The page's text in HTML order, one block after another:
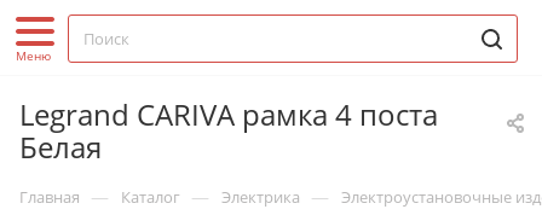
Legrand CARIVA рамка 4 поста
Белая
Главная — Каталог — Электрика — Электроустановочные